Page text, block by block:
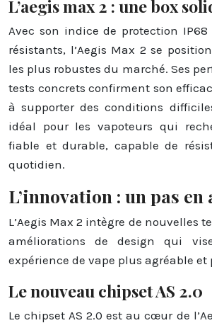
L’aegis max 2 : une box
Avec son indice de protection
résistants, l’Aegis Max 2 se
les plus robustes du marché. Ses
tests concrets confirment son
à supporter des conditions
idéal pour les vapoteurs qui
fiable et durable, capable de
quotidien.
L’innovation : un pas en
L’Aegis Max 2 intègre de nouvelles
améliorations de design qui
expérience de vape plus agréable
Le nouveau chipset AS 2.0
Le chipset AS 2.0 est au cœur de